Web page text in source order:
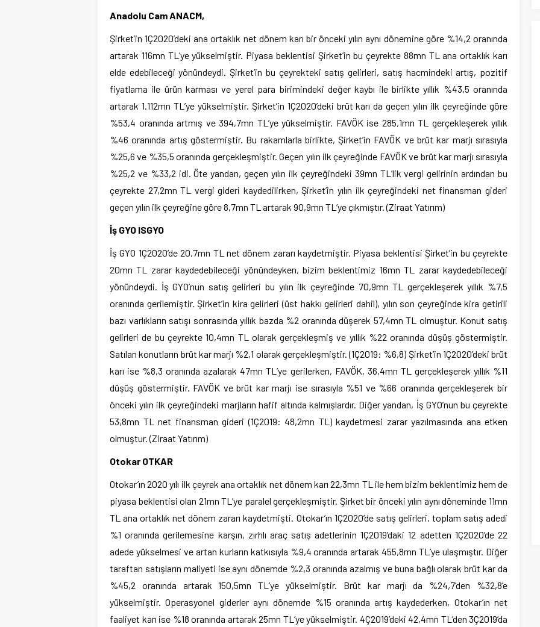
Anadolu Cam ANACM,
Şirket’in 1Ç2020’deki ana ortaklık net dönem karı bir önceki yılın aynı dönemine göre %14,2 oranında
artarak 116mn TL’ye yükselmiştir. Piyasa beklentisi Şirket’in bu çeyrekte 88mn TL ana ortaklık karı
elde edebileceği yönündeydi. Şirket’in bu çeyrekteki satış gelirleri, satış hacmindeki artış, pozitif
fiyatlama ile ürün karması ve yerel para birimindeki değer kaybı ile birlikte yıllık %43,5 oranında
artarak 1.112mn TL’ye yükselmiştir. Şirket’in 1Ç2020’deki brüt karı da geçen yılın ilk çeyreğinde göre
%53,4 oranında artmış ve 394,7mn TL’ye yükselmiştir. FAVÖK ise 285,1mn TL gerçekleşerek yıllık
%46 oranında artış göstermiştir. Bu rakamlarla birlikte, Şirket’in FAVÖK ve brüt kar marjı sırasıyla
%25,6 ve %35,5 oranında gerçekleşmiştir. Geçen yılın ilk çeyreğinde FAVÖK ve brüt kar marjı sırasıyla
%25,2 ve %33,2 idi. Öte yandan, geçen yılın ilk çeyreğindeki 39mn TL’lik vergi gelirinin ardından bu
çeyrekte 27,2mn TL vergi gideri kaydedilirken, Şirket’in yılın ilk çeyreğindeki net finansman gideri
geçen yılın ilk çeyreğine göre 8,7mn TL artarak 90,9mn TL’ye çıkmıştır. (Ziraat Yatırım)
İş GYO ISGYO
İş GYO 1Ç2020’de 20,7mn TL net dönem zararı kaydetmiştir. Piyasa beklentisi Şirket’in bu çeyrekte
20mn TL zarar kaydedebileceği yönündeyken, bizim beklentimiz 16mn TL zarar kaydedebileceği
yönündeydi. İş GYO’nun satış gelirleri bu yılın ilk çeyreğinde 70,9mn TL gerçekleşerek yıllık %7,5
oranında gerilemiştir. Şirket’in kira gelirleri (üst hakkı gelirleri dahil), yılın son çeyreğinde kira getirili
bazı varlıkların satışı sonrasında yıllık bazda %2 oranında düşerek 57,4mn TL olmuştur. Konut satış
gelirleri de bu çeyrekte 10,4mn TL olarak gerçekleşmiş ve yıllık %22 oranında düşüş göstermiştir.
Satılan konutların brüt kar marjı %2,1 olarak gerçekleşmiştir. (1Ç2019: %6,8) Şirket’in 1Ç2020’deki brüt
karı ise %8,3 oranında azalarak 47mn TL’ye gerilerken, FAVÖK, 36,4mn TL gerçekleşerek yıllık %11
düşüş göstermiştir. FAVÖK ve brüt kar marjı ise sırasıyla %51 ve %66 oranında gerçekleşerek bir
önceki yılın ilk çeyreğindeki marjların hafif altında kalmışlardır. Diğer yandan, İş GYO’nun bu çeyrekte
53,8mn TL net finansman gideri (1Ç2019: 48,2mn TL) kaydetmesi zarar yazılmasında ana etken
olmuştur. (Ziraat Yatırım)
Otokar OTKAR
Otokar’ın 2020 yılı ilk çeyrek ana ortaklık net dönem karı 22,3mn TL ile hem bizim beklentimiz hem de
piyasa beklentisi olan 21mn TL’ye paralel gerçekleşmiştir. Şirket bir önceki yılın aynı döneminde 11mn
TL ana ortaklık net dönem zararı kaydetmişti. Otokar’ın 1Ç2020’de satış gelirleri, toplam satış adedi
%1 oranında gerilemesine karşın, zırhlı araç satış adetlerinin 1Ç2019’daki 12 adetten 1Ç2020’de 22
adede yükselmesi ve artan kurların katkısıyla %9,4 oranında artarak 455,8mn TL’ye ulaşmıştır. Diğer
taraftan satışların maliyeti ise aynı dönemde %2,3 oranında azalmış ve buna bağlı olarak brüt kar da
%45,2 oranında artarak 150,5mn TL’ye yükselmiştir. Brüt kar marjı da %24,7’den %32,8’e
yükselmiştir. Operasyonel giderler aynı dönemde %15 oranında artış kaydederken, Otokar’ın net
faaliyet karı ise %18 oranında artarak 25mn TL’ye yükselmiştir. 4Ç2019’deki 42,4mn TL’den 3Ç2019’da